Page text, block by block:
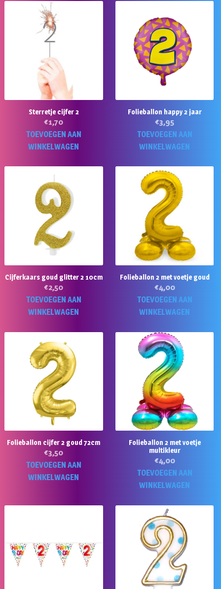
Sterretje cijfer 2
€1,70
TOEVOEGEN AAN
WINKELWAGEN
Folieballon happy 2 jaar
€3,95
TOEVOEGEN AAN
WINKELWAGEN
Cijferkaars goud glitter 2 10cm
€2,50
TOEVOEGEN AAN
WINKELWAGEN
Folieballon 2 met voetje goud
€4,00
TOEVOEGEN AAN
WINKELWAGEN
Folieballon cijfer 2 goud 72cm
€3,50
TOEVOEGEN AAN
WINKELWAGEN
Folieballon 2 met voetje
multikleur
€4,00
TOEVOEGEN AAN
WINKELWAGEN